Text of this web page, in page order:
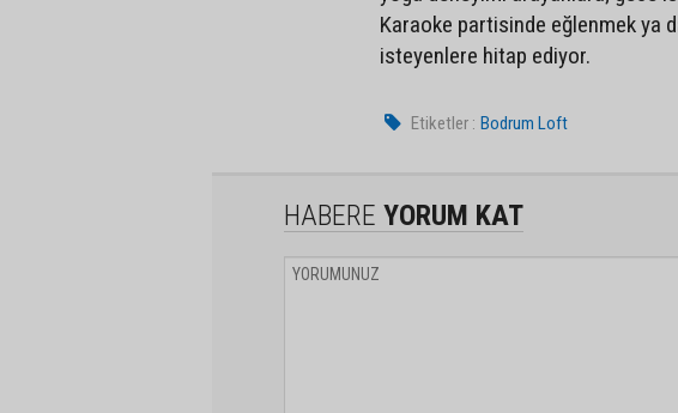
Karaoke partisinde eğlenmek ya
isteyenlere hitap ediyor.
Etiketler : Bodrum Loft
HABERE YORUM KAT